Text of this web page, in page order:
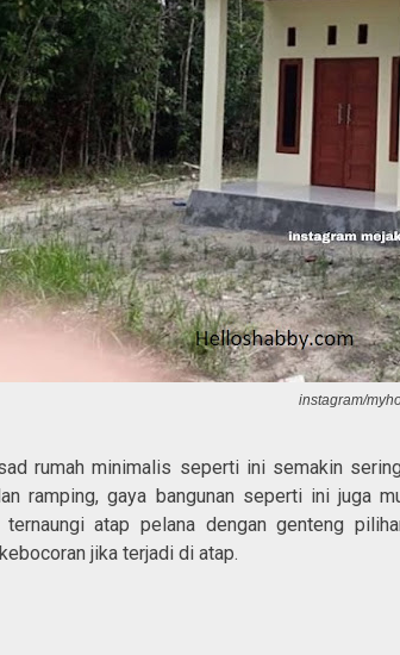
instagram/
rumah minimalis seperti ini semakin
ramping, gaya bangunan seperti ini juga
ternaungi atap pelana dengan genteng
jika terjadi di atap.